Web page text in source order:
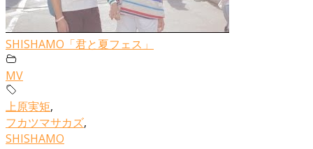
SHISHAMO「君と夏フェス」
MV
上原実矩,
フカツマサカズ,
SHISHAMO